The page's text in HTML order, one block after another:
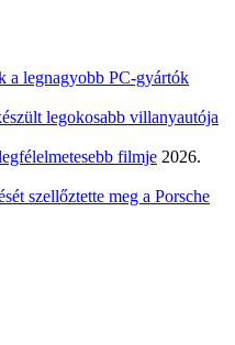
a legnagyobb PC-gyártók
legokosabb villanyautója
filmje 2026.
szellőztette meg a Porsche